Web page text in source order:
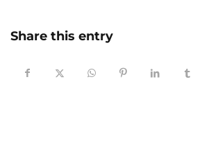
Share this entry